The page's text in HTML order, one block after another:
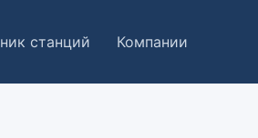
станций Компании